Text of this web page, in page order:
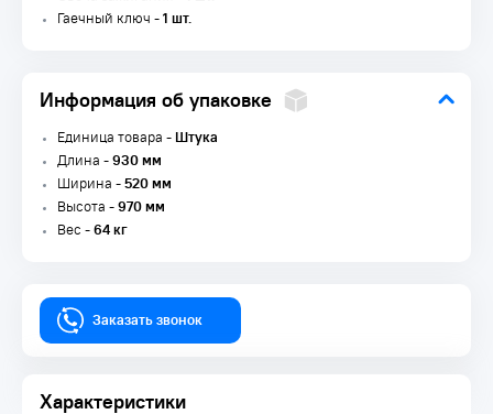
Гаечный ключ -1 шт.
Информация об упаковке
Единица товара -Штука
Длина -930 мм
Ширина -520 мм
Высота -970 мм
Вес -64 кг
Заказать звонок
Характеристики